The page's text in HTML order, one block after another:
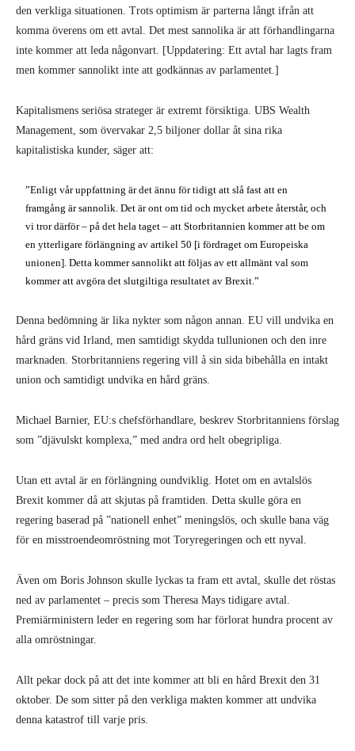
den verkliga situa­tionen. Trots optimism är parterna långt ifrån att
komma överens om ett avtal. Det mest sannolika är att förhandlingarna
inte kommer att leda någonvart. [Upp­datering: Ett avtal har lagts fram
men kommer sannolikt inte att godkännas av parlamentet.]
Kapitalismens seriösa strateger är extremt försiktiga. UBS Wealth
Manage­ment, som övervakar 2,5 biljoner dollar åt sina rika
kapitalistiska kunder, säger att:
”Enligt vår uppfattning är det ännu för tidigt att slå fast att en
framgång är sannolik. Det är ont om tid och myck­et arbete återstår, och
vi tror därför – på det hela taget – att Storbritannien kommer att be om
en ytterligare för­längning av artikel 50 [i fördraget om Europeiska
unionen]. Detta kommer sannolikt att följas av ett allmänt val som
kommer att avgöra det slutgiltiga resultatet av Brexit.”
Denna bedömning är lika nykter som någon annan. EU vill undvika en
hård gräns vid Irland, men samtidigt skydda tullunionen och den inre
marknaden. Storbritanniens regering vill å sin sida bibehålla en intakt
union och samtidigt undvika en hård gräns.
Michael Barnier, EU:s chefsförhandlare, beskrev Storbritanniens förslag
som ”djävulskt komplexa,” med andra ord helt obegripliga.
Utan ett avtal är en förlängning ound­viklig. Hotet om en avtalslös
Brexit kom­mer då att skjutas på framtiden. Detta skulle göra en
regering baserad på ”natio­nell enhet” meningslös, och skulle bana väg
för en misstroendeomröstning mot Toryregeringen och ett nyval.
Även om Boris Johnson skulle lyckas ta fram ett avtal, skulle det röstas
ned av parlamentet – precis som Theresa Mays tidigare avtal.
Premiärministern leder en regering som har förlorat hundra procent av
alla omröstningar.
Allt pekar dock på att det inte kommer att bli en hård Brexit den 31
oktober. De som sitter på den verkliga makten kommer att undvika
denna katastrof till varje pris.